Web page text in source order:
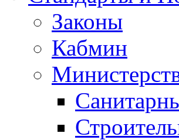
Законы
Кабмин